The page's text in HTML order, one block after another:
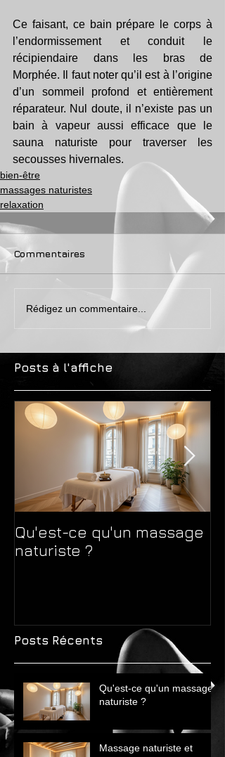
Ce faisant, ce bain prépare le corps à
l’endormissement et conduit le
récipiendaire dans les bras de
Morphée. Il faut noter qu’il est à l’origine
d’un sommeil profond et entièrement
réparateur. Nul doute, il n’existe pas un
bain à vapeur aussi efficace que le
sauna naturiste pour traverser les
secousses hivernales.
bien-être
massages naturistes
relaxation
Commentaires
Rédigez un commentaire...
Posts à l'affiche
Qu'est-ce qu'un massage
naturiste ?
Posts Récents
Qu'est-ce qu'un massage
naturiste ?
Massage naturiste et